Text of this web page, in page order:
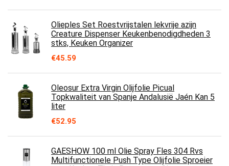
Olieples Set Roestvrijstalen lekvrije azijn
Creature Dispenser Keukenbenodigdheden 3
stks, Keuken Organizer
€45.59
Oleosur Extra Virgin Olijfolie Picual
Topkwaliteit van Spanje Andalusië Jaén Kan 5
liter
€52.95
GAESHOW 100 ml Olie Spray Fles 304 Rvs
Multifunctionele Push Type Olijfolie Sproeier